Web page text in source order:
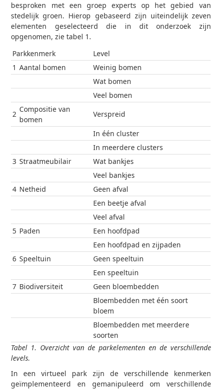
besproken met een groep experts op het gebied van
stedelijk groen. Hierop gebaseerd zijn uiteindelijk zeven
elementen geselecteerd die in dit onderzoek zijn
opgenomen, zie tabel 1.
Parkkenmerk
Level
1 Aantal bomen
Weinig bomen
Wat bomen
Veel bomen
2
Compositie van
bomen
Verspreid
In één cluster
In meerdere clusters
3 Straatmeubilair
Wat bankjes
Veel bankjes
4 Netheid
Geen afval
Een beetje afval
Veel afval
5 Paden
Een hoofdpad
Een hoofdpad en zijpaden
6 Speeltuin
Geen speeltuin
Een speeltuin
7 Biodiversiteit
Geen bloembedden
Bloembedden met één soort
bloem
Bloembedden met meerdere
soorten
Tabel 1. Overzicht van de parkelementen en de verschillende
levels.
In een virtueel park zijn de verschillende kenmerken
geïmplementeerd en gemanipuleerd om verschillende